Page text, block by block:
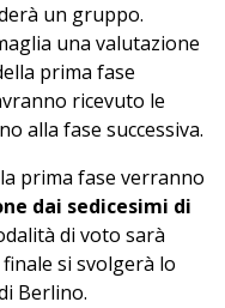
un gruppo.
una valutazione
prima fase
ricevuto le
alla fase successiva.
prima fase verranno
dai sedicesimi di
di voto sarà
finale si svolgerà lo
Berlino.